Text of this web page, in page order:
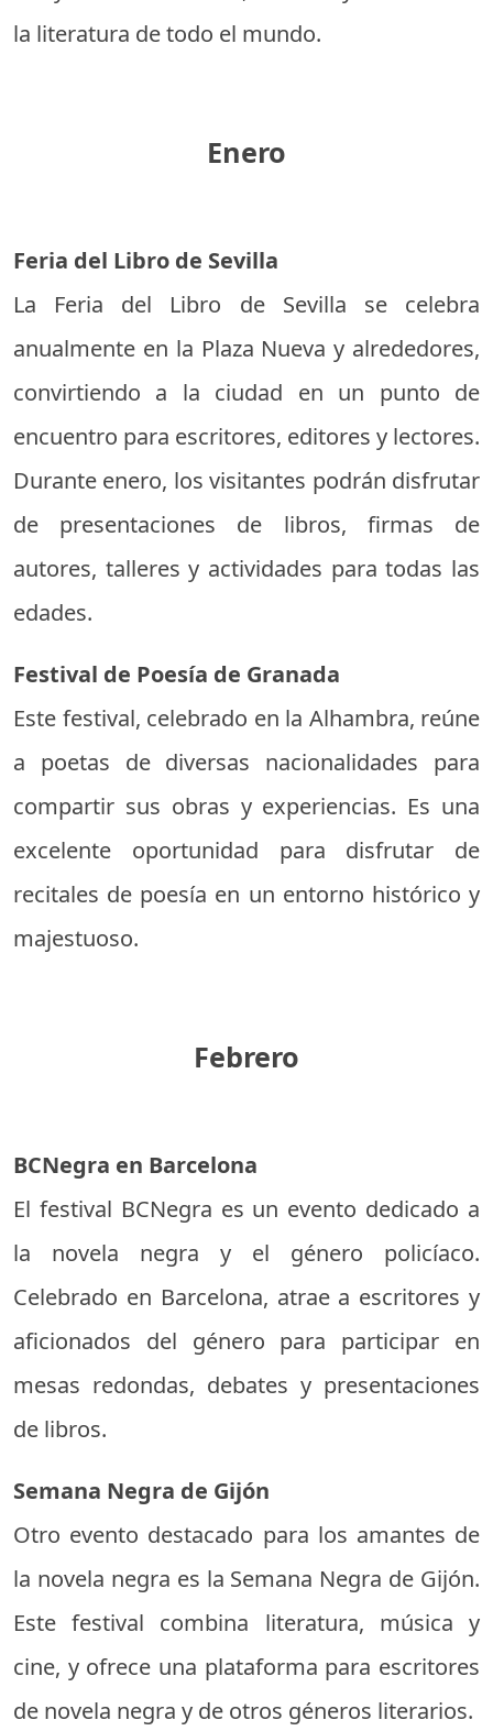
la literatura de todo el mundo.
Enero
Feria del Libro de Sevilla
La Feria del Libro de Sevilla se celebra
anualmente en la Plaza Nueva y alrededores,
convirtiendo a la ciudad en un punto de
encuentro para escritores, editores y lectores.
Durante enero, los visitantes podrán disfrutar
de presentaciones de libros, firmas de
autores, talleres y actividades para todas las
edades.
Festival de Poesía de Granada
Este festival, celebrado en la Alhambra, reúne
a poetas de diversas nacionalidades para
compartir sus obras y experiencias. Es una
excelente oportunidad para disfrutar de
recitales de poesía en un entorno histórico y
majestuoso.
Febrero
BCNegra en Barcelona
El festival BCNegra es un evento dedicado a
la novela negra y el género policíaco.
Celebrado en Barcelona, atrae a escritores y
aficionados del género para participar en
mesas redondas, debates y presentaciones
de libros.
Semana Negra de Gijón
Otro evento destacado para los amantes de
la novela negra es la Semana Negra de Gijón.
Este festival combina literatura, música y
cine, y ofrece una plataforma para escritores
de novela negra y de otros géneros literarios.